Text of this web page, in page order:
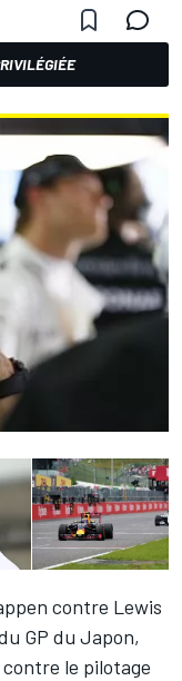
contre Lewis
GP du Japon,
le pilotage